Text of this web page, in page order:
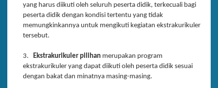
yang harus diikuti oleh seluruh peserta didik, terkecuali bagi
peserta didik dengan kondisi tertentu yang tidak
memungkinkannya untuk mengikuti kegiatan ekstrakurikuler
tersebut.
3. Ekstrakurikuler pilihanmerupakan program
ekstrakurikuler yang dapat diikuti oleh peserta didik sesuai
dengan bakat dan minatnya masing-masing.